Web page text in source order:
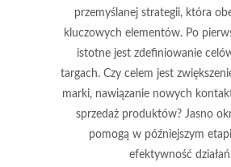
przemyślanej strategii, która
kluczowych elementów. Po
istotne jest zdefiniowanie
targach. Czy celem jest
marki, nawiązanie nowych
sprzedaż produktów? Jasno
pomogą w późniejszym
efektywność